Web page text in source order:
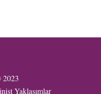
Yaklaşımlar